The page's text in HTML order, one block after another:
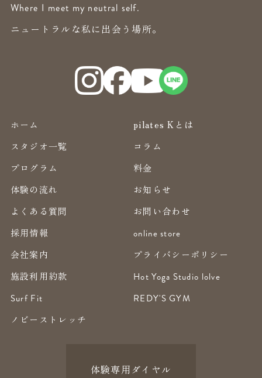
Where I meet my neutral self.
ニュートラルな私に出会う場所。
ホーム
pilates Kとは
スタジオ一覧
コラム
プログラム
料金
体験の流れ
お知らせ
よくある質問
お問い合わせ
採用情報
online store
会社案内
プライバシーポリシー
施設利用約款
Hot Yoga Studio lolve
Surf Fit
REDY'S GYM
ノビーストレッチ
体験専用ダイヤル